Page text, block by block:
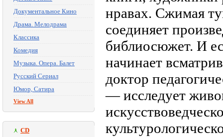
Документальное Кино
Драма. Мелодрама
Классика
Комедия
Музыка. Опера. Балет
Русский Сериал
Юмор, Сатира
View All
CD
нравах. Сжимая
соединяет
библиосюжет. И
начинает
доктор
— исследует